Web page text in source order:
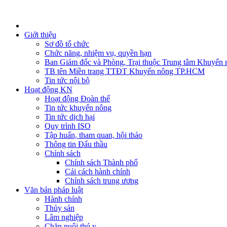
Giới thiệu
Sơ đồ tổ chức
Chức năng, nhiệm vụ, quyền hạn
Ban Giám đốc và Phòng, Trại thuộc Trung tâm Khuyến
TB tên Miền trang TTĐT Khuyến nông TP.HCM
Tin tức nội bộ
Hoạt động KN
Hoạt động Đoàn thể
Tin tức khuyến nông
Tin tức dịch hại
Quy trình ISO
Tập huấn, tham quan, hội thảo
Thông tin Đấu thầu
Chính sách
Chính sách Thành phố
Cải cách hành chính
Chính sách trung ương
Văn bản pháp luật
Hành chính
Thủy sản
Lâm nghiệp